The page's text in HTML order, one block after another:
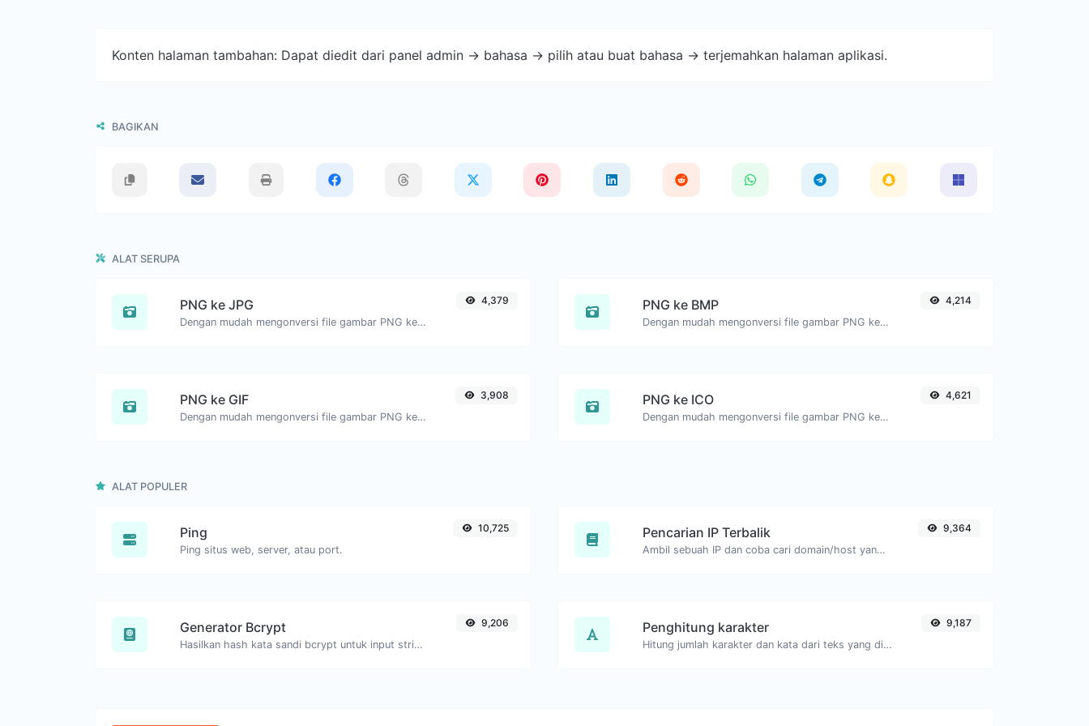
Konten halaman tambahan: Dapat diedit dari panel admin -> bahasa -> pilih atau buat bahasa -> terjemahkan halaman aplikasi.
BAGIKAN
ALAT SERUPA
PNG ke JPG
Dengan mudah mengonversi file gambar PNG ke JPG.
4,379 PNG ke BMP
Dengan mudah mengonversi file gambar PNG ke BMP.
4,214
PNG ke GIF
Dengan mudah mengonversi file gambar PNG ke GIF.
3,908 PNG ke ICO
Dengan mudah mengonversi file gambar PNG ke ICO.
4,621
ALAT POPULER
Ping
Ping situs web, server, atau port.
10,725 Pencarian IP Terbalik
Ambil sebuah IP dan coba cari domain/host yang terkait dengannya.
9,364
Generator Bcrypt
Hasilkan hash kata sandi bcrypt untuk input string apa pun.
9,206 Penghitung karakter
Hitung jumlah karakter dan kata dari teks yang diberikan.
9,187